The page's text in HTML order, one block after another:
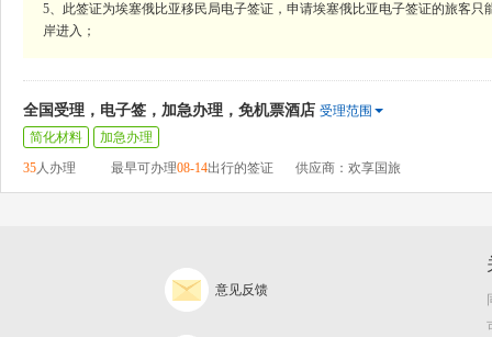
5、此签证为埃塞俄比亚移民局电子签证，申请埃塞俄比亚电子签证的旅客
岸进入；
全国受理，电子签，加急办理，免机票酒店 受理范围
简化材料
加急办理
35人办理 最早可办理08-14出行的签证 供应商：欢享国旅
意见反馈